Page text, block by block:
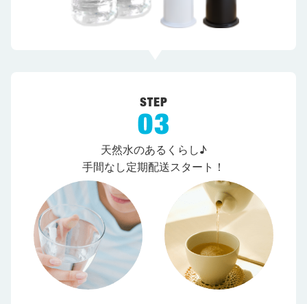
天然水のあるくらし♪
手間なし定期配送スタート！